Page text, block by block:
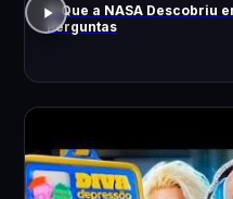
O Que a NASA Descobriu
Perguntas